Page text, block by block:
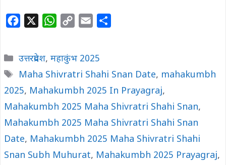
e
b
o
o
k
W
t
s
A
p
p
y
L
i
n
k
i
l
e
Categories
उत्तरप्रदेश, महाकुंभ 2025
Tags
Maha Shivratri Shahi Snan Date, mahakumbh
2025, Mahakumbh 2025 In Prayagraj,
Mahakumbh 2025 Maha Shivratri Shahi Snan,
Mahakumbh 2025 Maha Shivratri Shahi Snan
Date, Mahakumbh 2025 Maha Shivratri Shahi
Snan Subh Muhurat, Mahakumbh 2025 Prayagraj,